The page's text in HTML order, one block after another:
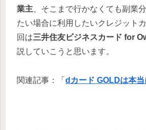
業主、そこまで行かなくても副業
たい場合に利用したいクレジット
回は三井住友ビジネスカード for
説していこうと思います。
関連記事：「 dカード GOLDは本